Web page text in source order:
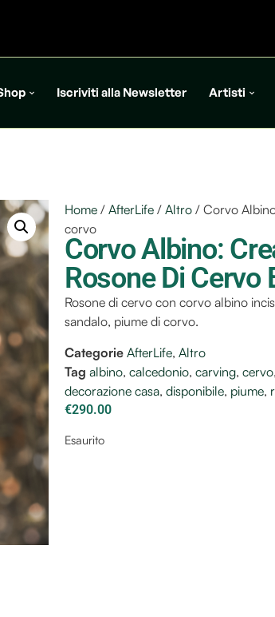
Iscriviti alla Newsletter Artisti
Home / AfterLife / Altro / Corvo
corvo
Corvo Albino:
Rosone Di Cervo
Rosone di cervo con corvo albino
sandalo, piume di corvo.
Categorie AfterLife, Altro
Tag albino, calcedonio, carving, cervo,
decorazione casa, disponibile, piume,
€290.00
Esaurito